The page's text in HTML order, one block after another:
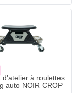
d'atelier à roulettes
auto NOIR CROP